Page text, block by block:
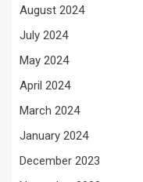
August 2024
July 2024
May 2024
April 2024
March 2024
January 2024
December 2023